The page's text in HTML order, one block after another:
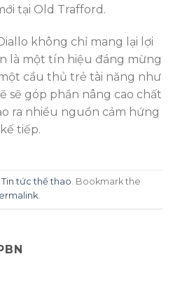
tại Old Trafford.
không chỉ mang lại lợi
là một tín hiệu đáng mừng
cầu thủ trẻ tài năng như
sẽ góp phần nâng cao chất
ra nhiều nguồn cảm hứng
tiếp.
Tin tức thể thao. Bookmark the
.